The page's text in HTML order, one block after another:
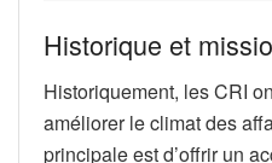
Historique et
Historiquement, les CRI
améliorer le climat des
principale est d’offrir un